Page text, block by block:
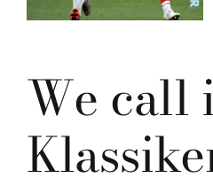
We call